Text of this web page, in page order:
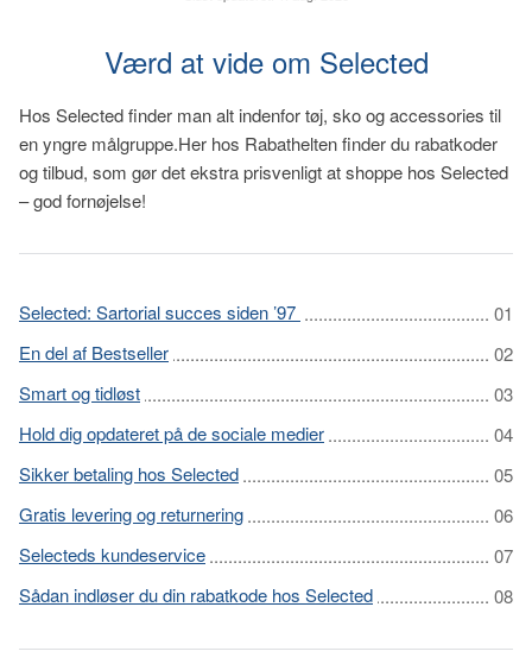
Værd at vide om Selected
Hos Selected finder man alt indenfor tøj, sko og accessories til
en yngre målgruppe.Her hos Rabathelten finder du rabatkoder
og tilbud, som gør det ekstra prisvenligt at shoppe hos Selected
– god fornøjelse!
Selected: Sartorial succes siden ’97
En del af Bestseller
Smart og tidløst
Hold dig opdateret på de sociale medier
Sikker betaling hos Selected
Gratis levering og returnering
Selecteds kundeservice
Sådan indløser du din rabatkode hos Selected